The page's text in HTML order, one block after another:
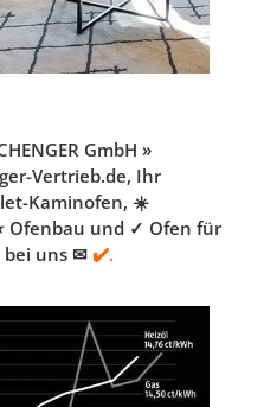
GmbH »
Vertrieb.de, Ihr
Kaminofen, ☀️
Ofenbau und ✓ Ofen für
bei uns ✉ ✔️.